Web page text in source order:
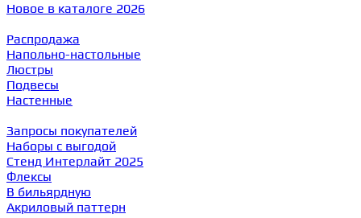
Новое в каталоге 2026
Распродажа
Напольно-настольные
Люстры
Подвесы
Настенные
Запросы покупателей
Наборы с выгодой
Стенд Интерлайт 2025
Флексы
В бильярдную
Акриловый паттерн